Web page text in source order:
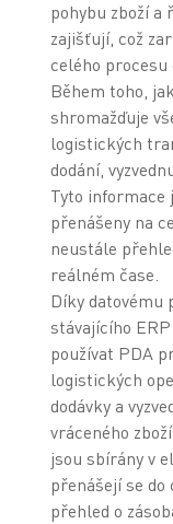
pohybu zboží a
zajišťují, což
celého procesu
Během toho,
shromažďuje
logistických
dodání,
Tyto informace
přenášeny na
neustále
reálném čase.
Díky datovému
stávajícího
používat PDA
logistických
dodávky a
vráceného
jsou sbírány v
přenášejí se
přehled o